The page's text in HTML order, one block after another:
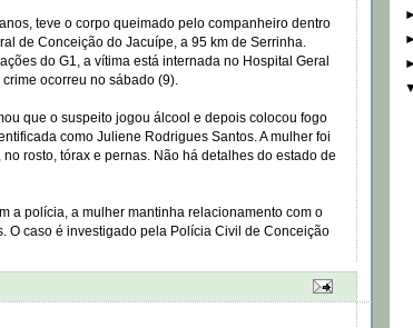
teve o corpo queimado pelo companheiro dentro
de Conceição do Jacuípe, a 95 km de Serrinha.
do G1, a vítima está internada no Hospital Geral
crime ocorreu no sábado (9).
que o suspeito jogou álcool e depois colocou fogo
como Juliene Rodrigues Santos. A mulher foi
rosto, tórax e pernas. Não há detalhes do estado de
a polícia, a mulher mantinha relacionamento com o
O caso é investigado pela Polícia Civil de Conceição